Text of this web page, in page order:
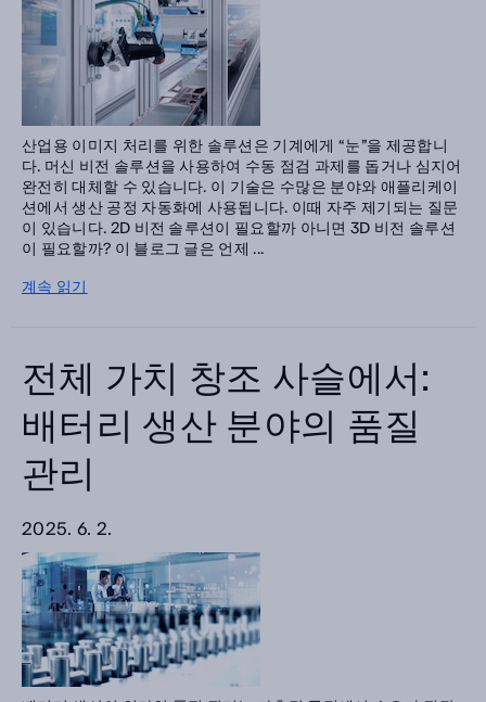
산업용 이미지 처리를 위한 솔루션은 기계에게 “눈”을 제공합니
다. 머신 비전 솔루션을 사용하여 수동 점검 과제를 돕거나 심지어
완전히 대체할 수 있습니다. 이 기술은 수많은 분야와 애플리케이
션에서 생산 공정 자동화에 사용됩니다. 이때 자주 제기되는 질문
이 있습니다. 2D 비전 솔루션이 필요할까 아니면 3D 비전 솔루션
이 필요할까? 이 블로그 글은 언제 ...
계속 읽기
전체 가치 창조 사슬에서:
배터리 생산 분야의 품질
관리
2025. 6. 2.